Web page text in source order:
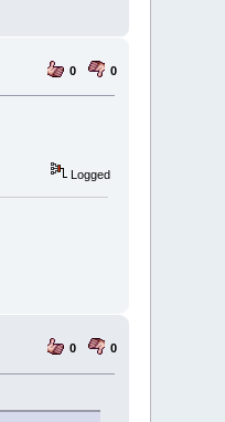
0 0
Logged
0 0